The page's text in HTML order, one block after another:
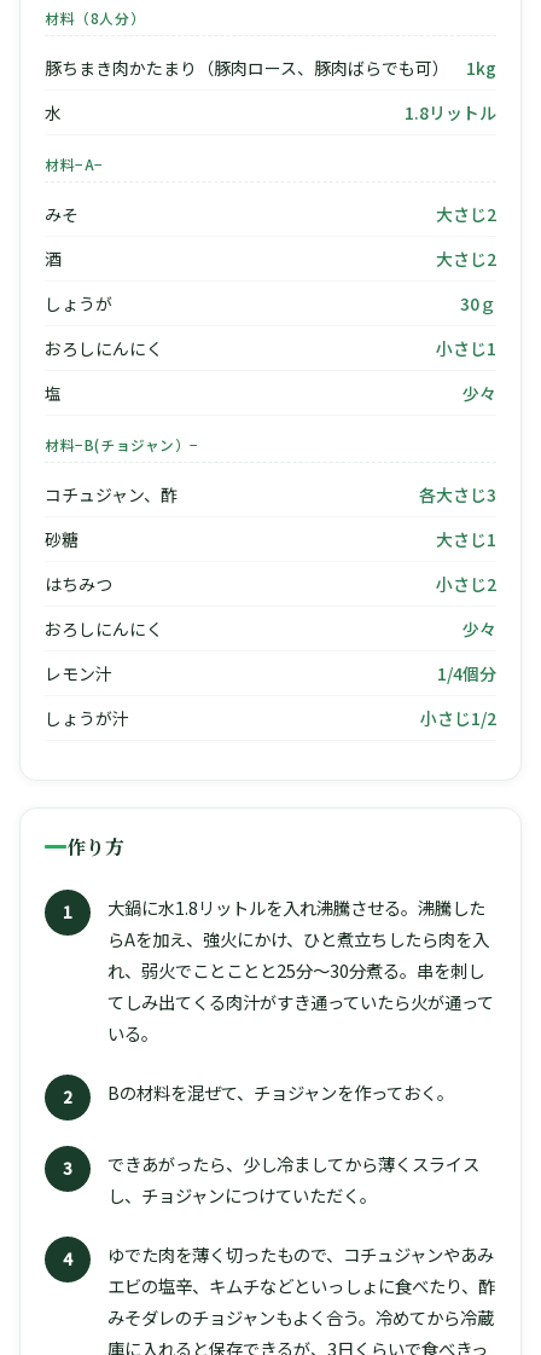
材料（8人分）
豚ちまき肉かたまり（豚肉ロース、豚肉ばらでも可）
1kg
水
1.8リットル
材料−A−
みそ
大さじ2
酒
大さじ2
しょうが
30ｇ
おろしにんにく
小さじ1
塩
少々
材料−B(チョジャン）−
コチュジャン、酢
各大さじ3
砂糖
大さじ1
はちみつ
小さじ2
おろしにんにく
少々
レモン汁
1/4個分
しょうが汁
小さじ1/2
作り方
1
大鍋に水1.8リットルを入れ沸騰させる。沸騰した
らAを加え、強火にかけ、ひと煮立ちしたら肉を入
れ、弱火でことことと25分〜30分煮る。串を刺し
てしみ出てくる肉汁がすき通っていたら火が通って
いる。
2 Bの材料を混ぜて、チョジャンを作っておく。
3
できあがったら、少し冷ましてから薄くスライス
し、チョジャンにつけていただく。
4
ゆでた肉を薄く切ったもので、コチュジャンやあみ
エビの塩辛、キムチなどといっしょに食べたり、酢
みそダレのチョジャンもよく合う。冷めてから冷蔵
庫に入れると保存できるが、3日くらいで食べきっ